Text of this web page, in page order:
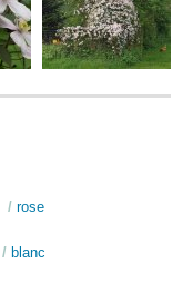
/ rose
/ blanc